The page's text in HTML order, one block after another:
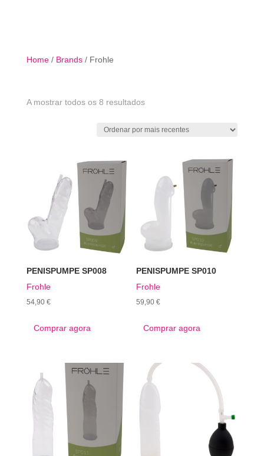
Home/ Brands/ Frohle
A mostrar todos os 8 resultadosOrdenado
por
recentes
PENISPUMPE SP008
Frohle
54,90 €
Comprar agora
PENISPUMPE SP010
Frohle
59,90€
Comprar agora